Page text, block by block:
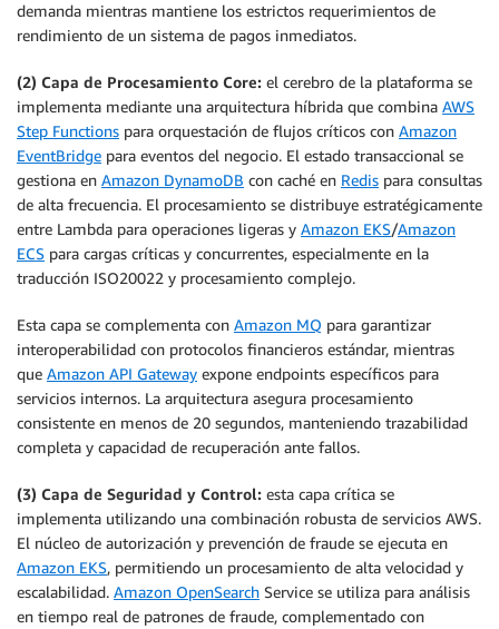
demanda mientras mantiene los estrictos requerimientos de
rendimiento de un sistema de pagos inmediatos.
(2) Capa de Procesamiento Core: el cerebro de la plataforma se
implementa mediante una arquitectura híbrida que combina AWS
Step Functions para orquestación de flujos críticos con Amazon
EventBridge para eventos del negocio. El estado transaccional se
gestiona en Amazon DynamoDB con caché en Redis para consultas
de alta frecuencia. El procesamiento se distribuye estratégicamente
entre Lambda para operaciones ligeras y Amazon EKS/Amazon
ECS para cargas críticas y concurrentes, especialmente en la
traducción ISO20022 y procesamiento complejo.
Esta capa se complementa con Amazon MQ para garantizar
interoperabilidad con protocolos financieros estándar, mientras
que Amazon API Gateway expone endpoints específicos para
servicios internos. La arquitectura asegura procesamiento
consistente en menos de 20 segundos, manteniendo trazabilidad
completa y capacidad de recuperación ante fallos.
(3) Capa de Seguridad y Control: esta capa crítica se
implementa utilizando una combinación robusta de servicios AWS.
El núcleo de autorización y prevención de fraude se ejecuta en
Amazon EKS, permitiendo un procesamiento de alta velocidad y
escalabilidad. Amazon OpenSearch Service se utiliza para análisis
en tiempo real de patrones de fraude, complementado con